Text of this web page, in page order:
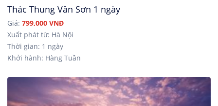
Thác Thung Vân Sơn 1 ngày
Giá: 799,000 VNĐ
Xuất phát từ: Hà Nội
Thời gian: 1 ngày
Khởi hành: Hàng Tuần